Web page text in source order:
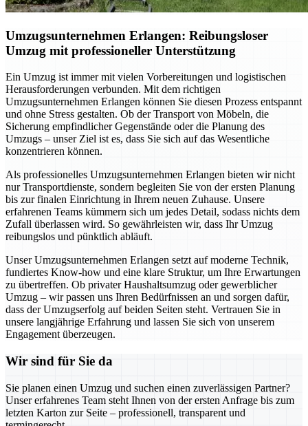
Umzugsunternehmen Erlangen: Reibungsloser
Umzug mit professioneller Unterstützung
Ein Umzug ist immer mit vielen Vorbereitungen und logistischen
Herausforderungen verbunden. Mit dem richtigen
Umzugsunternehmen Erlangen können Sie diesen Prozess entspannt
und ohne Stress gestalten. Ob der Transport von Möbeln, die
Sicherung empfindlicher Gegenstände oder die Planung des
Umzugs – unser Ziel ist es, dass Sie sich auf das Wesentliche
konzentrieren können.
Als professionelles Umzugsunternehmen Erlangen bieten wir nicht
nur Transportdienste, sondern begleiten Sie von der ersten Planung
bis zur finalen Einrichtung in Ihrem neuen Zuhause. Unsere
erfahrenen Teams kümmern sich um jedes Detail, sodass nichts dem
Zufall überlassen wird. So gewährleisten wir, dass Ihr Umzug
reibungslos und pünktlich abläuft.
Unser Umzugsunternehmen Erlangen setzt auf moderne Technik,
fundiertes Know-how und eine klare Struktur, um Ihre Erwartungen
zu übertreffen. Ob privater Haushaltsumzug oder gewerblicher
Umzug – wir passen uns Ihren Bedürfnissen an und sorgen dafür,
dass der Umzugserfolg auf beiden Seiten steht. Vertrauen Sie in
unsere langjährige Erfahrung und lassen Sie sich von unserem
Engagement überzeugen.
Wir sind für Sie da
Sie planen einen Umzug und suchen einen zuverlässigen Partner?
Unser erfahrenes Team steht Ihnen von der ersten Anfrage bis zum
letzten Karton zur Seite – professionell, transparent und